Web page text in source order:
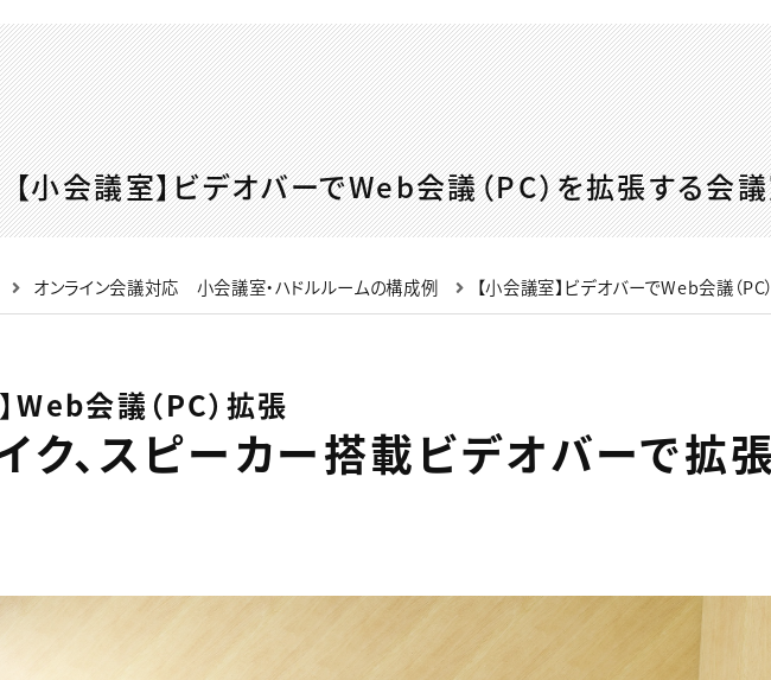
【小会議室】ビデオバーでWeb会議（PC）を拡張する会
オンライン会議対応 小会議室・ハドルルームの構成例 【小会議室】ビデオバーでWeb会議（
Web会議（PC）拡張
ク、スピーカー搭載ビデオバーで拡